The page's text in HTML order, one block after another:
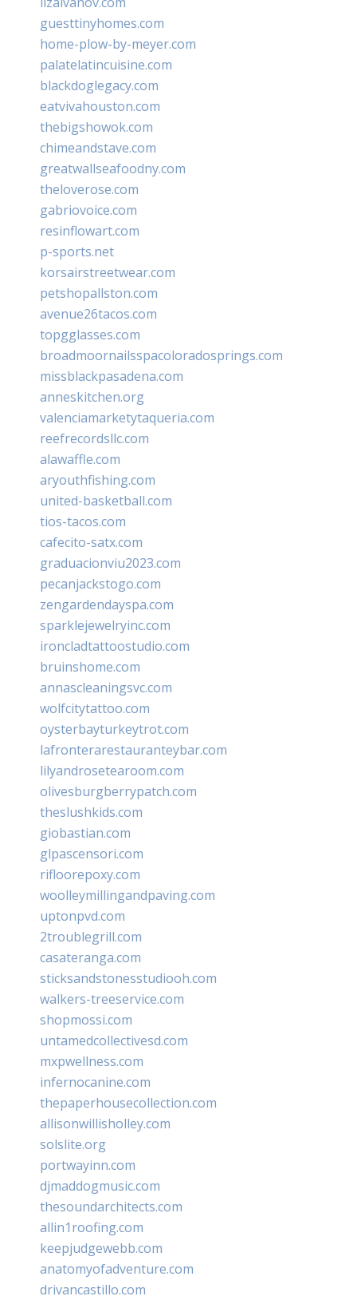
guesttinyhomes.com
home-plow-by-meyer.com
palatelatincuisine.com
blackdoglegacy.com
eatvivahouston.com
thebigshowok.com
chimeandstave.com
greatwallseafoodny.com
theloverose.com
gabriovoice.com
resinflowart.com
p-sports.net
korsairstreetwear.com
petshopallston.com
avenue26tacos.com
topgglasses.com
broadmoornailsspacoloradosprings.com
missblackpasadena.com
anneskitchen.org
valenciamarketytaqueria.com
reefrecordsllc.com
alawaffle.com
aryouthfishing.com
united-basketball.com
tios-tacos.com
cafecito-satx.com
graduacionviu2023.com
pecanjackstogo.com
zengardendayspa.com
sparklejewelryinc.com
ironcladtattoostudio.com
bruinshome.com
annascleaningsvc.com
wolfcitytattoo.com
oysterbayturkeytrot.com
lafronterarestauranteybar.com
lilyandrosetearoom.com
olivesburgberrypatch.com
theslushkids.com
giobastian.com
glpascensori.com
rifloorepoxy.com
woolleymillingandpaving.com
uptonpvd.com
2troublegrill.com
casateranga.com
sticksandstonesstudiooh.com
walkers-treeservice.com
shopmossi.com
untamedcollectivesd.com
mxpwellness.com
infernocanine.com
thepaperhousecollection.com
allisonwillisholley.com
solslite.org
portwayinn.com
djmaddogmusic.com
thesoundarchitects.com
allin1roofing.com
keepjudgewebb.com
anatomyofadventure.com
drivancastillo.com